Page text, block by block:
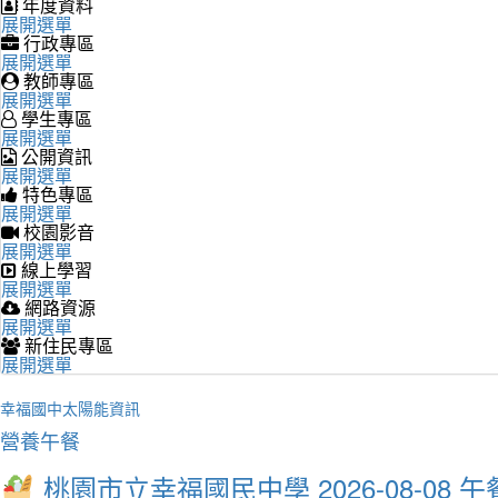
展開選單
行政專區
展開選單
教師專區
展開選單
學生專區
展開選單
公開資訊
展開選單
特色專區
展開選單
校園影音
展開選單
線上學習
展開選單
網路資源
展開選單
新住民專區
展開選單
幸福國中太陽能資訊
營養午餐
桃園市立幸福國民中學 2026-08-08 午